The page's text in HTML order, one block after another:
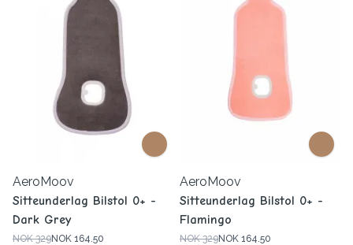
AeroMoov
Sitteunderlag Bilstol 0+ -
Dark Grey
NOK 329NOK 164.50
AeroMoov
Sitteunderlag Bilstol 0+ -
Flamingo
NOK 329NOK 164.50